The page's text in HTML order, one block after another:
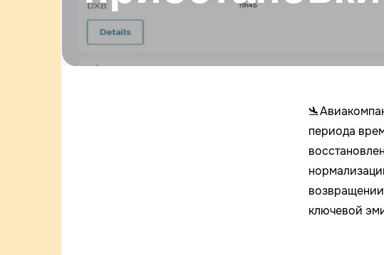
периода
ключевой